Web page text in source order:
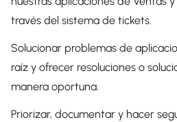
través del sistema de tickets.
Solucionar problemas de
raíz y ofrecer resoluciones o
manera oportuna.
Priorizar, documentar y hacer